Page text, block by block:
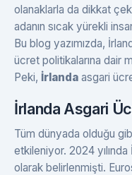
olanaklarla da dikkat
adanın sıcak yürekli
Bu blog yazımızda,
ücret politikalarına dair
Peki, İrlanda asgari
İrlanda Asgari
Tüm dünyada olduğu
etkileniyor. 2024
olarak belirlenmişti.